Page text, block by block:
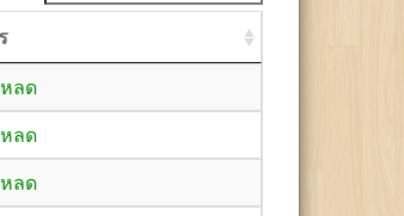
ลด
ลด
ลด